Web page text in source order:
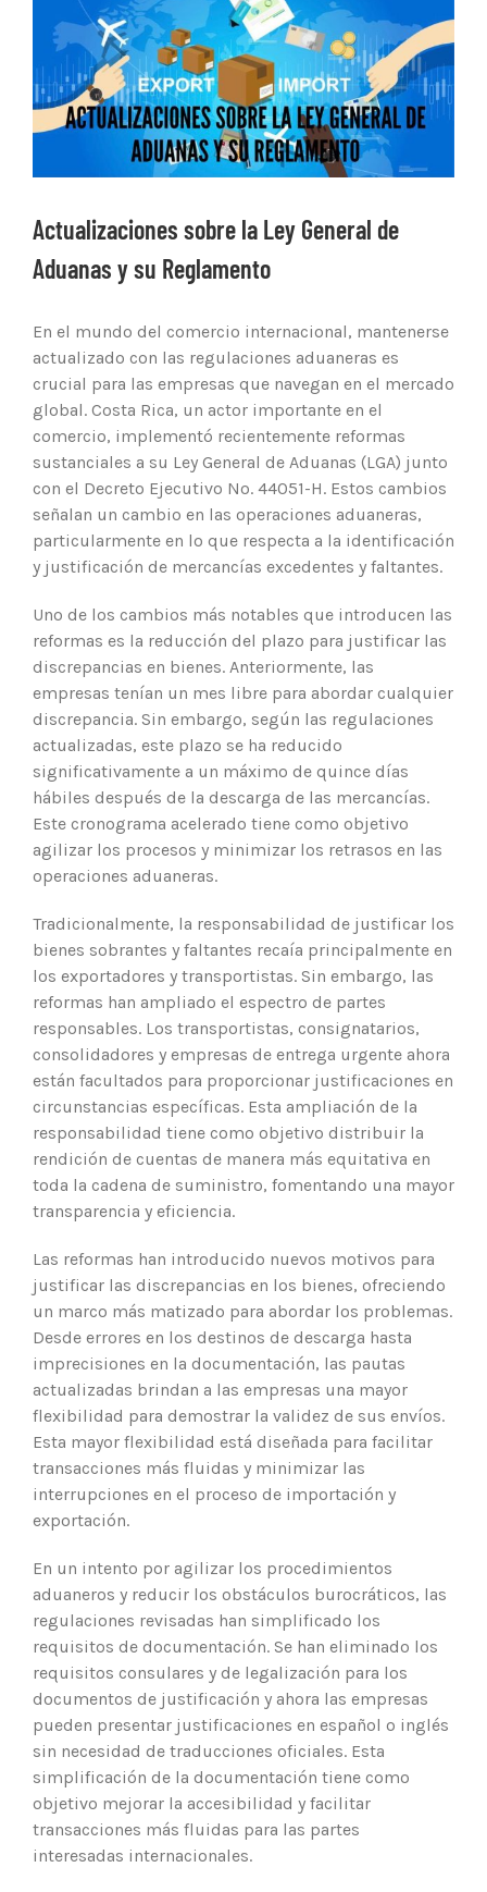
imagen
más
grande
Actualizaciones sobre la Ley General de
Aduanas y su Reglamento
En el mundo del comercio internacional, mantenerse
actualizado con las regulaciones aduaneras es
crucial para las empresas que navegan en el mercado
global. Costa Rica, un actor importante en el
comercio, implementó recientemente reformas
sustanciales a su Ley General de Aduanas (LGA) junto
con el Decreto Ejecutivo No. 44051-H. Estos cambios
señalan un cambio en las operaciones aduaneras,
particularmente en lo que respecta a la identificación
y justificación de mercancías excedentes y faltantes.
Uno de los cambios más notables que introducen las
reformas es la reducción del plazo para justificar las
discrepancias en bienes. Anteriormente, las
empresas tenían un mes libre para abordar cualquier
discrepancia. Sin embargo, según las regulaciones
actualizadas, este plazo se ha reducido
significativamente a un máximo de quince días
hábiles después de la descarga de las mercancías.
Este cronograma acelerado tiene como objetivo
agilizar los procesos y minimizar los retrasos en las
operaciones aduaneras.
Tradicionalmente, la responsabilidad de justificar los
bienes sobrantes y faltantes recaía principalmente en
los exportadores y transportistas. Sin embargo, las
reformas han ampliado el espectro de partes
responsables. Los transportistas, consignatarios,
consolidadores y empresas de entrega urgente ahora
están facultados para proporcionar justificaciones en
circunstancias específicas. Esta ampliación de la
responsabilidad tiene como objetivo distribuir la
rendición de cuentas de manera más equitativa en
toda la cadena de suministro, fomentando una mayor
transparencia y eficiencia.
Las reformas han introducido nuevos motivos para
justificar las discrepancias en los bienes, ofreciendo
un marco más matizado para abordar los problemas.
Desde errores en los destinos de descarga hasta
imprecisiones en la documentación, las pautas
actualizadas brindan a las empresas una mayor
flexibilidad para demostrar la validez de sus envíos.
Esta mayor flexibilidad está diseñada para facilitar
transacciones más fluidas y minimizar las
interrupciones en el proceso de importación y
exportación.
En un intento por agilizar los procedimientos
aduaneros y reducir los obstáculos burocráticos, las
regulaciones revisadas han simplificado los
requisitos de documentación. Se han eliminado los
requisitos consulares y de legalización para los
documentos de justificación y ahora las empresas
pueden presentar justificaciones en español o inglés
sin necesidad de traducciones oficiales. Esta
simplificación de la documentación tiene como
objetivo mejorar la accesibilidad y facilitar
transacciones más fluidas para las partes
interesadas internacionales.